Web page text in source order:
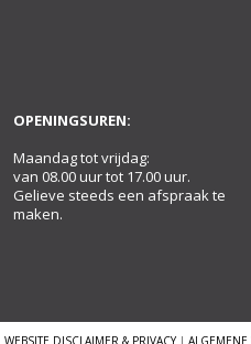
OPENINGSUREN:
Maandag tot vrijdag:
van 08.00 uur tot 17.00 uur.
Gelieve steeds een afspraak te
maken.
WEBSITE DISCLAIMER & PRIVACY |